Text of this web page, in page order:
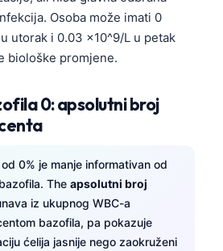
Osoba može imati 0
utorak i 0.03 x10^9/L u petak
biološke promjene.
0: apsolutni broj
0% je manje informativan od
The apsolutni broj
iz ukupnog WBC-a
bazofila, pa pokazuje
ćelija jasnije nego zaokruženi